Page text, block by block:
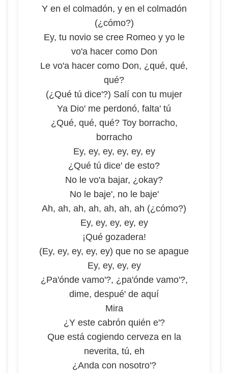
Y en el colmadón, y en el colmadón
(¿cómo?)
Ey, tu novio se cree Romeo y yo le
vo'a hacer como Don
Le vo'a hacer como Don, ¿qué, qué,
qué?
(¿Qué tú dice'?) Salí con tu mujer
Ya Dio' me perdonó, falta' tú
¿Qué, qué, qué? Toy borracho,
borracho
Ey, ey, ey, ey, ey, ey
¿Qué tú dice' de esto?
No le vo'a bajar, ¿okay?
No le baje', no le baje'
Ah, ah, ah, ah, ah, ah, ah (¿cómo?)
Ey, ey, ey, ey, ey
¡Qué gozadera!
(Ey, ey, ey, ey, ey) que no se apague
Ey, ey, ey, ey
¿Pa'ónde vamo'?, ¿pa'ónde vamo'?,
dime, despué' de aquí
Mira
¿Y este cabrón quién e'?
Que está cogiendo cerveza en la
neverita, tú, eh
¿Anda con nosotro'?